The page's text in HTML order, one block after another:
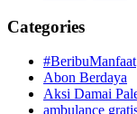
Categories
#BeribuManfaat
Abon Berdaya
Aksi Damai
ambulance